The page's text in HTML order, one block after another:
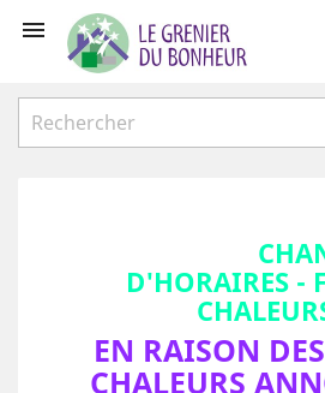

D'HORAIRES -
EN RAISON
CHALEURS